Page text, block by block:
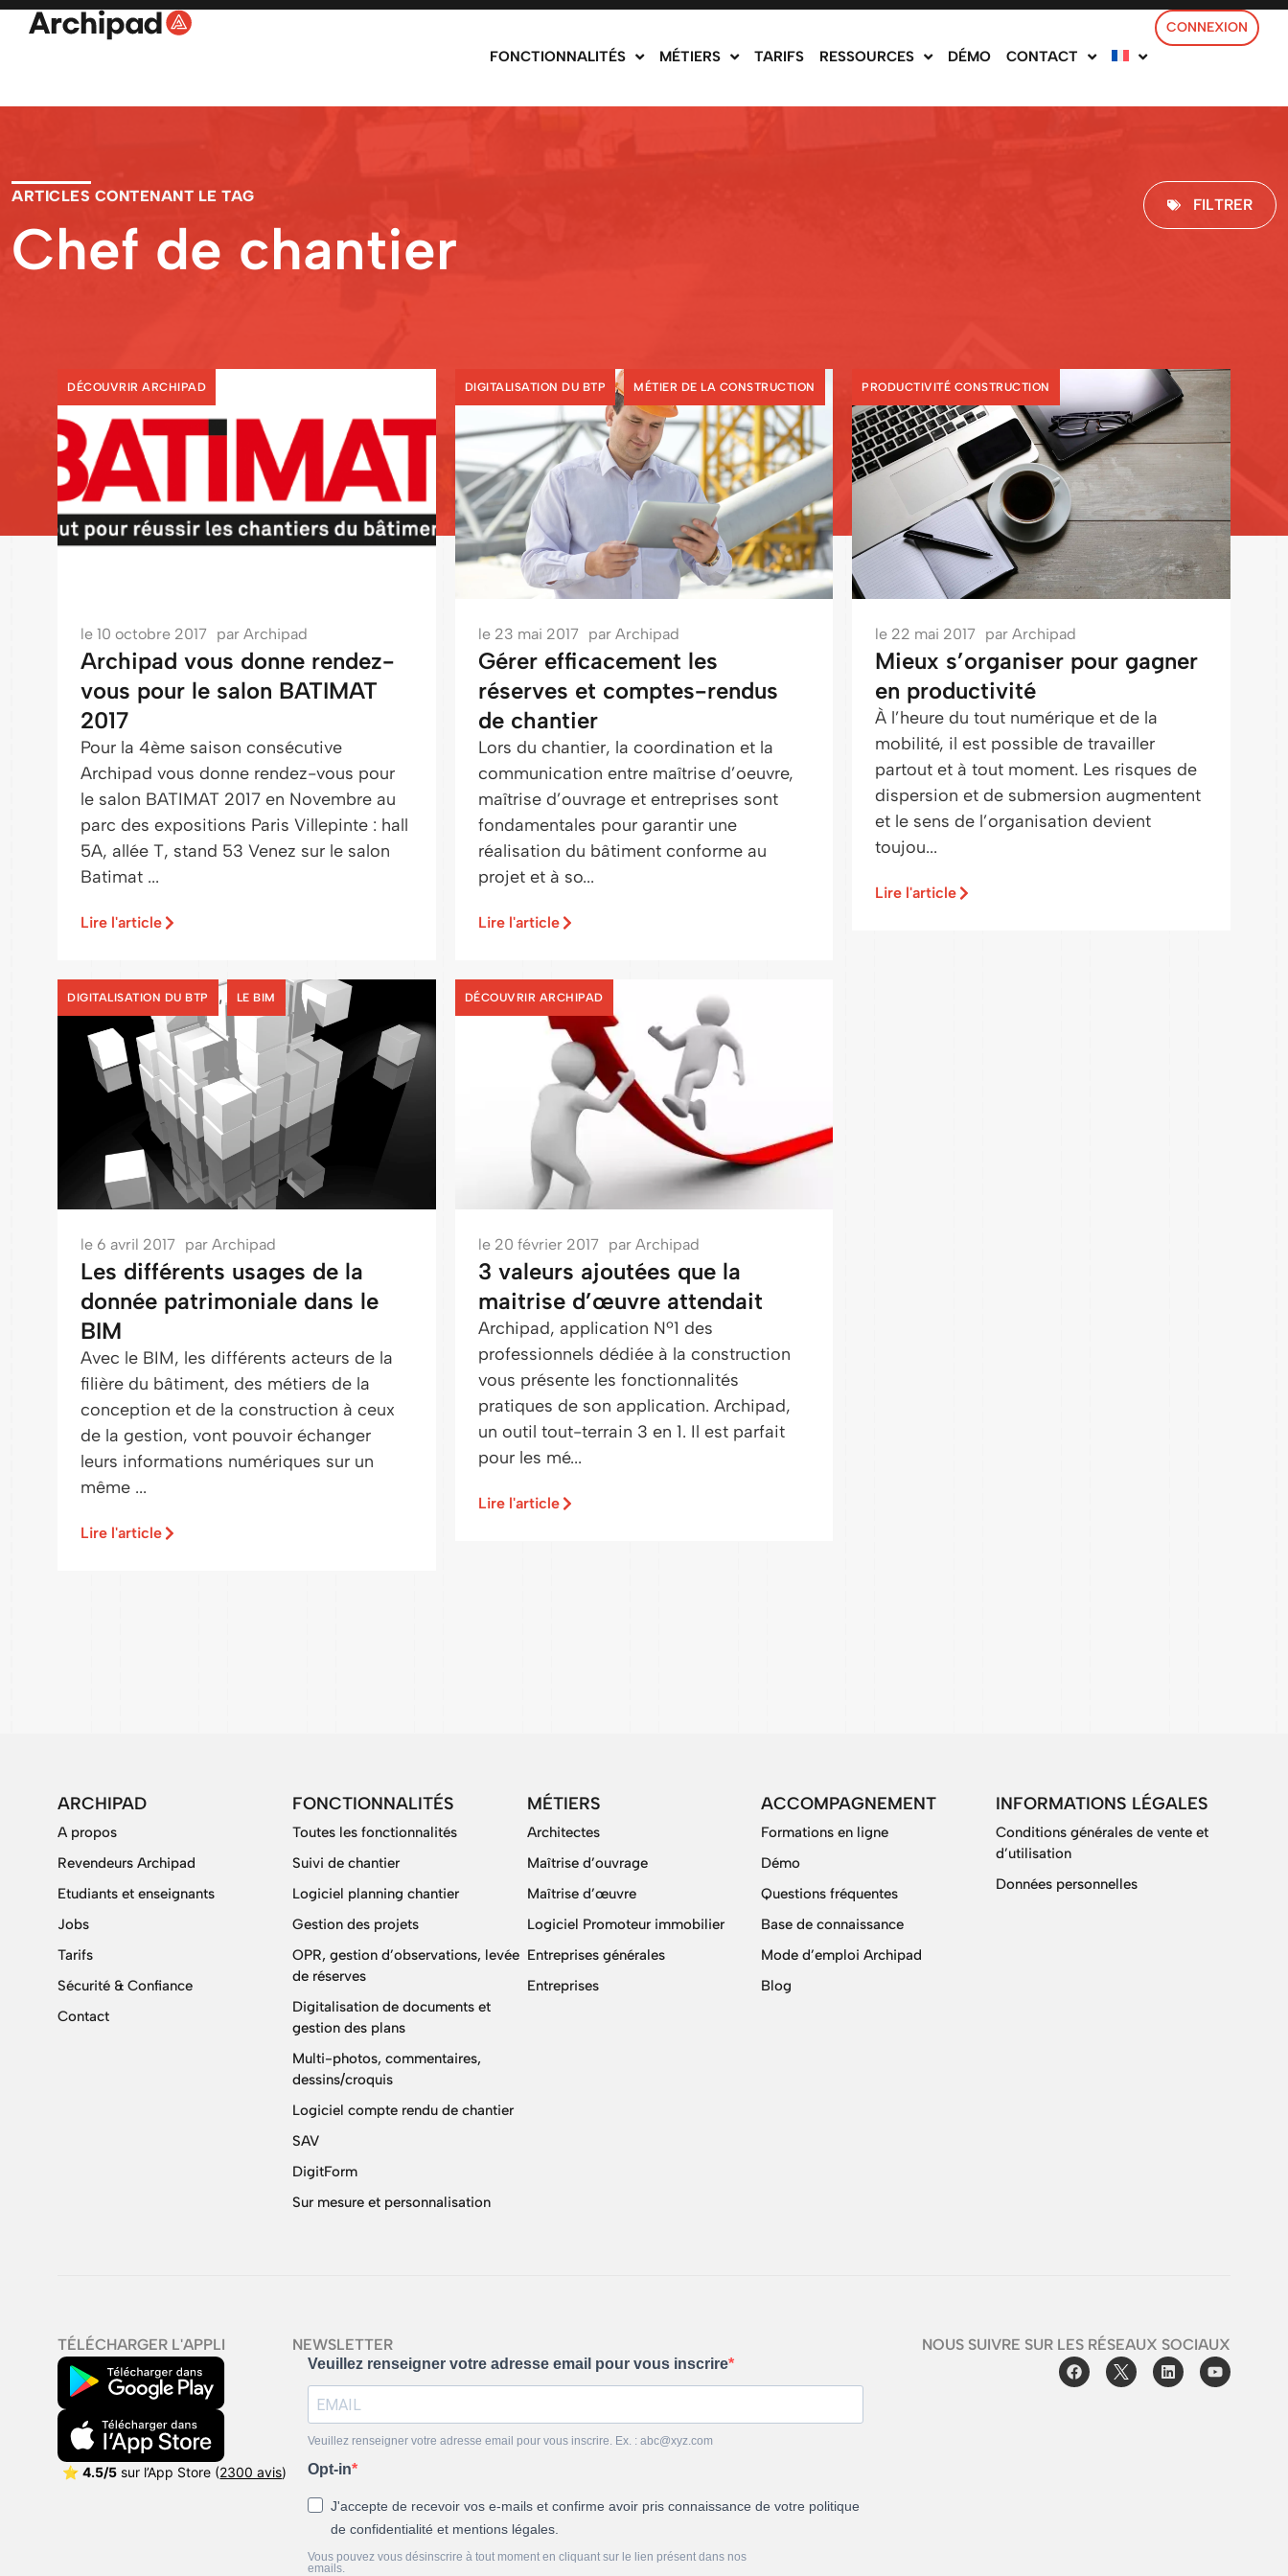
FONCTIONNALITÉS MÉTIERS TARIFS RESSOURCES DÉMO CONTACT
CONNEXION
ARTICLES CONTENANT LE TAG
Chef de chantier
FILTRER
DÉCOUVRIR ARCHIPAD
le 10 octobre 2017 par Archipad
Archipad vous donne rendez-
vous pour le salon BATIMAT
2017
Pour la 4ème saison consécutive
Archipad vous donne rendez-vous pour
le salon BATIMAT 2017 en Novembre au
parc des expositions Paris Villepinte : hall
5A, allée T, stand 53 Venez sur le salon
Batimat ...
Lire l'article
DIGITALISATION DU BTP , MÉTIER DE LA CONSTRUCTION
le 23 mai 2017 par Archipad
Gérer efficacement les
réserves et comptes-rendus
de chantier
Lors du chantier, la coordination et la
communication entre maîtrise d’oeuvre,
maîtrise d’ouvrage et entreprises sont
fondamentales pour garantir une
réalisation du bâtiment conforme au
projet et à so...
Lire l'article
PRODUCTIVITÉ CONSTRUCTION
le 22 mai 2017 par Archipad
Mieux s’organiser pour gagner
en productivité
À l’heure du tout numérique et de la
mobilité, il est possible de travailler
partout et à tout moment. Les risques de
dispersion et de submersion augmentent
et le sens de l’organisation devient
toujou...
Lire l'article
DIGITALISATION DU BTP , LE BIM
le 6 avril 2017 par Archipad
Les différents usages de la
donnée patrimoniale dans le
BIM
Avec le BIM, les différents acteurs de la
filière du bâtiment, des métiers de la
conception et de la construction à ceux
de la gestion, vont pouvoir échanger
leurs informations numériques sur un
même ...
Lire l'article
DÉCOUVRIR ARCHIPAD
le 20 février 2017 par Archipad
3 valeurs ajoutées que la
maitrise d’œuvre attendait
Archipad, application Nº1 des
professionnels dédiée à la construction
vous présente les fonctionnalités
pratiques de son application. Archipad,
un outil tout-terrain 3 en 1. Il est parfait
pour les mé...
Lire l'article
ARCHIPAD
A propos
Revendeurs Archipad
Etudiants et enseignants
Jobs
Tarifs
Sécurité & Confiance
Contact
FONCTIONNALITÉS
Toutes les fonctionnalités
Suivi de chantier
Logiciel planning chantier
Gestion des projets
OPR, gestion d’observations, levée
de réserves
Digitalisation de documents et
gestion des plans
Multi-photos, commentaires,
dessins/croquis
Logiciel compte rendu de chantier
SAV
DigitForm
Sur mesure et personnalisation
MÉTIERS
Architectes
Maîtrise d’ouvrage
Maîtrise d’œuvre
Logiciel Promoteur immobilier
Entreprises générales
Entreprises
ACCOMPAGNEMENT
Formations en ligne
Démo
Questions fréquentes
Base de connaissance
Mode d’emploi Archipad
Blog
INFORMATIONS LÉGALES
Conditions générales de vente et
d’utilisation
Données personnelles
TÉLÉCHARGER L'APPLI
⭐4.5/5 sur l’App Store (2300 avis)
NEWSLETTER
Veuillez renseigner votre adresse email pour vous inscrire
Veuillez renseigner votre adresse email pour vous inscrire. Ex. : abc@xyz.com
Opt-in
J'accepte de recevoir vos e-mails et confirme avoir pris connaissance de votre politique
de confidentialité et mentions légales.
Vous pouvez vous désinscrire à tout moment en cliquant sur le lien présent dans nos
emails.
NOUS SUIVRE SUR LES RÉSEAUX SOCIAUX